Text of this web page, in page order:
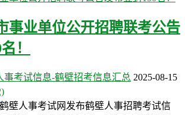
事业单位公开招聘联考公告
！
事考试信息-鹤壁招考信息汇总 2025-08-15
壁人事考试网发布鹤壁人事招聘考试信